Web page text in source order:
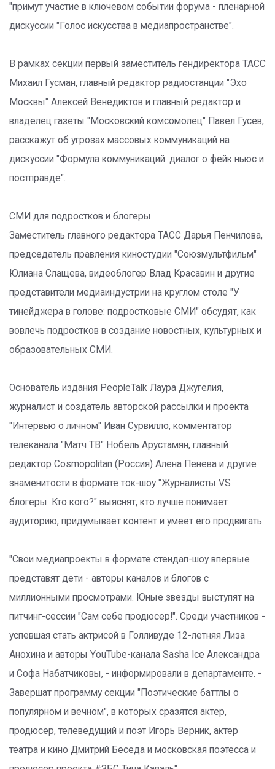
"примут участие в ключевом событии форума - пленарной
дискуссии "Голос искусства в медиапространстве".
В рамках секции первый заместитель гендиректора ТАСС
Михаил Гусман, главный редактор радиостанции "Эхо
Москвы" Алексей Венедиктов и главный редактор и
владелец газеты "Московский комсомолец" Павел Гусев,
расскажут об угрозах массовых коммуникаций на
дискуссии "Формула коммуникаций: диалог о фейк ньюс и
постправде".
СМИ для подростков и блогеры
Заместитель главного редактора ТАСС Дарья Пенчилова,
председатель правления киностудии "Союзмультфильм"
Юлиана Слащева, видеоблогер Влад Красавин и другие
представители медиаиндустрии на круглом столе "У
тинейджера в голове: подростковые СМИ" обсудят, как
вовлечь подростков в создание новостных, культурных и
образовательных СМИ.
Основатель издания PeopleTalk Лаура Джугелия,
журналист и создатель авторской рассылки и проекта
"Интервью о личном" Иван Сурвилло, комментатор
телеканала "Матч ТВ" Нобель Арустамян, главный
редактор Cosmopolitan (Россия) Алена Пенева и другие
знаменитости в формате ток-шоу "Журналисты VS
блогеры. Кто кого?" выяснят, кто лучше понимает
аудиторию, придумывает контент и умеет его продвигать.
"Свои медиапроекты в формате стендап-шоу впервые
представят дети - авторы каналов и блогов с
миллионными просмотрами. Юные звезды выступят на
питчинг-сессии "Сам себе продюсер!". Среди участников -
успевшая стать актрисой в Голливуде 12-летняя Лиза
Анохина и авторы YouTube-канала Sasha Ice Александра
и Софа Набатчиковы, - информировали в департаменте. -
Завершат программу секции "Поэтические баттлы о
популярном и вечном", в которых сразятся актер,
продюсер, телеведущий и поэт Игорь Верник, актер
театра и кино Дмитрий Беседа и московская поэтесса и